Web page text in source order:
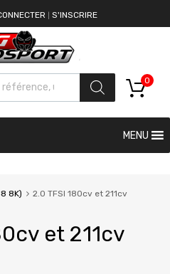
S'INSCRIRE
0
MENU
8K)
2.0 TFSI 180cv et 211cv
et 211cv